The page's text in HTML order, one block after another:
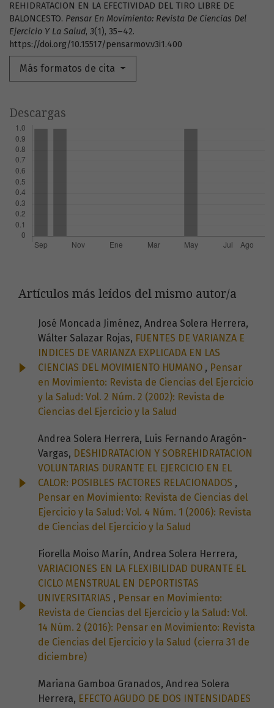
REHIDRATACION EN LA EFECTIVIDAD DEL TIRO LIBRE DE
BALONCESTO. Pensar En Movimiento: Revista De Ciencias Del
Ejercicio Y La Salud, 3(1), 35–42.
https://doi.org/10.15517/pensarmov.v3i1.400
Más formatos de cita
Descargas
Artículos más leídos del mismo autor/a
José Moncada Jiménez, Andrea Solera Herrera,
Wálter Salazar Rojas, FUENTES DE VARIANZA E
INDICES DE VARIANZA EXPLICADA EN LAS
CIENCIAS DEL MOVIMIENTO HUMANO , Pensar
en Movimiento: Revista de Ciencias del Ejercicio
y la Salud: Vol. 2 Núm. 2 (2002): Revista de
Ciencias del Ejercicio y la Salud
Andrea Solera Herrera, Luis Fernando Aragón-
Vargas, DESHIDRATACION Y SOBREHIDRATACION
VOLUNTARIAS DURANTE EL EJERCICIO EN EL
CALOR: POSIBLES FACTORES RELACIONADOS ,
Pensar en Movimiento: Revista de Ciencias del
Ejercicio y la Salud: Vol. 4 Núm. 1 (2006): Revista
de Ciencias del Ejercicio y la Salud
Fiorella Moiso Marín, Andrea Solera Herrera,
VARIACIONES EN LA FLEXIBILIDAD DURANTE EL
CICLO MENSTRUAL EN DEPORTISTAS
UNIVERSITARIAS , Pensar en Movimiento:
Revista de Ciencias del Ejercicio y la Salud: Vol.
14 Núm. 2 (2016): Pensar en Movimiento: Revista
de Ciencias del Ejercicio y la Salud (cierra 31 de
diciembre)
Mariana Gamboa Granados, Andrea Solera
Herrera, EFECTO AGUDO DE DOS INTENSIDADES